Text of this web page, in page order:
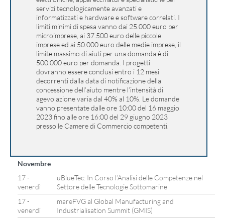
servizi tecnologicamente avanzati e
informatizzati e hardware e software correlati. I
limiti minimi di spesa vanno dai 25.000 euro per
microimprese, ai 37.500 euro delle piccole
imprese ed ai 50.000 euro delle medie imprese, il
limite massimo di aiuti per una domanda è di
500.000 euro per domanda. I progetti
dovranno essere conclusi entro i 12 mesi
decorrenti dalla data di notificazione della
concessione dell’aiuto mentre l’intensità di
agevolazione varia dal 40% al 10%. Le domande
vanno presentate dalle ore 10:00 del 16 maggio
2023 fino alle ore 16:00 del 29 giugno 2023
presso le Camere di Commercio competenti.
Novembre
17 -
venerdì
uBlueTec: In Corso l’Analisi delle Competenze nel
Settore delle Tecnologie Sottomarine
17 -
venerdì
mareFVG al Global Manufacturing and
Industrialisation Summit (GMIS)